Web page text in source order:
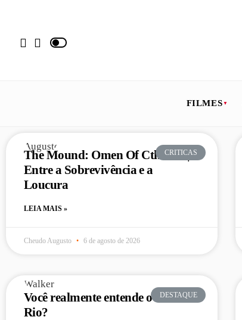
FILMES
CRITICAS
The Mound: Omen Of Cthulhu |
Entre a Sobrevivência e a
Loucura
LEIA MAIS »
Cheudo Augusto 6 de agosto de 2026
DESTAQUE
Você realmente entende o Rock in
Rio?